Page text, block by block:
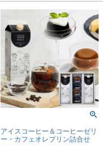
アイスコーヒー＆コーヒーゼリ
ー・カフェオレプリン詰合せ